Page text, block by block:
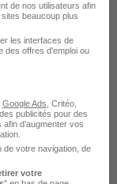
avec
des
: outils pour
de
de nos utilisateurs afin
beaucoup plus
les interfaces de
des offres d'emploi ou
Google Ads , Critéo,
publicités pour des
d’augmenter vos
de votre navigation, de
votre